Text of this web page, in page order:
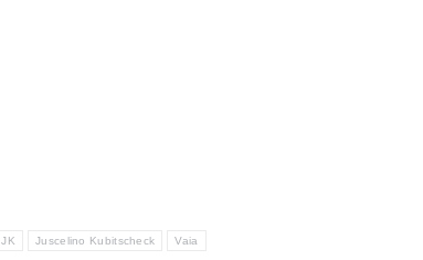
JK Juscelino Kubitscheck Vaia